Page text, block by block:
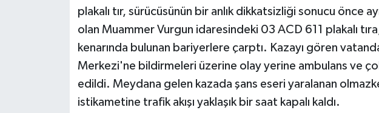
plakalı tır, sürücüsünün bir anlık dikkatsizliği sonucu önce
olan Muammer Vurgun idaresindeki 03 ACD 611 plakalı
kenarında bulunan bariyerlere çarptı. Kazayı gören
Merkezi'ne bildirmeleri üzerine olay yerine ambulans ve
edildi. Meydana gelen kazada şans eseri yaralanan
istikametine trafik akışı yaklaşık bir saat kapalı kaldı.